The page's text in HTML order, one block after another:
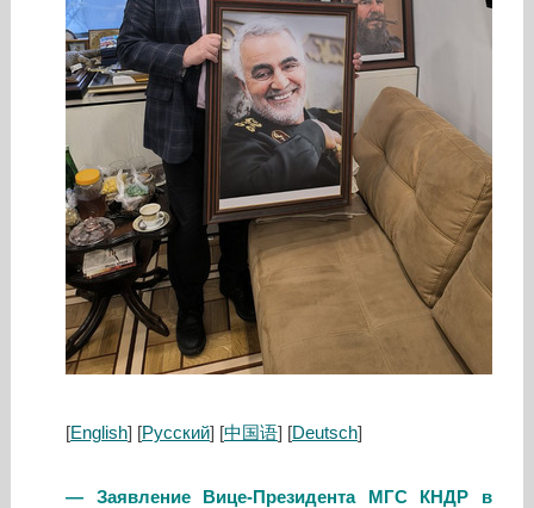
[English] [Русский] [中国语] [Deutsch]
— Заявление Вице-Президента МГС КНДР в